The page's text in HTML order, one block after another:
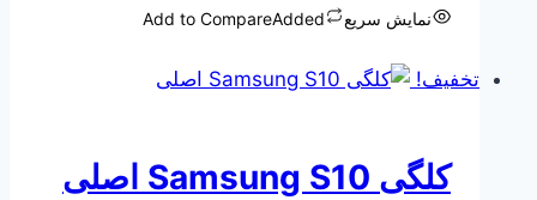
نمایش سریع Add to CompareAdded
تخفیف!
کلگی Samsung S10 اصلی